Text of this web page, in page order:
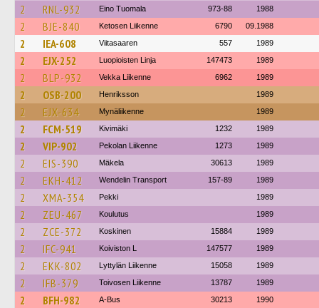
2 RNL-932 Eino Tuomala 973-88 1988
2 BJE-840 Ketosen Liikenne 6790 09.1988
2 IEA-608 Viitasaaren 557 1989
2 EJX-252 Luopioisten Linja 147473 1989
2 BLP-932 Vekka Liikenne 6962 1989
2 OSB-200 Henriksson 1989
2 EJX-634 Mynäliikenne 1989
2 FCM-519 Kivimäki 1232 1989
2 VIP-902 Pekolan Liikenne 1273 1989
2 EIS-390 Mäkela 30613 1989
2 EKH-412 Wendelin Transport 157-89 1989
2 XMA-354 Pekki 1989
2 ZEU-467 Koulutus 1989
2 ZCE-372 Koskinen 15884 1989
2 IFC-941 Koiviston L 147577 1989
2 EKK-802 Lyttylän Liikenne 15058 1989
2 IFB-379 Toivosen Liikenne 13787 1989
2 BFH-982 A-Bus 30213 1990